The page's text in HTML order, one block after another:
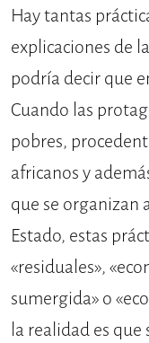
Hay tantas
explicaciones de
podría decir que
Cuando las
pobres,
africanos y
que se organizan
Estado, estas
«residuales»,
sumergida» o
la realidad es que